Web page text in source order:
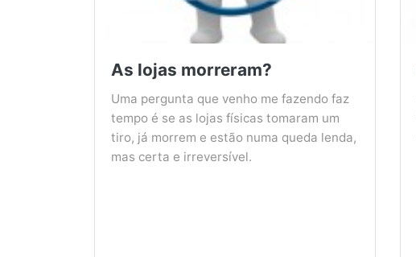
As lojas morreram?
Uma pergunta que venho me fazendo faz
tempo é se as lojas físicas tomaram um
tiro, já morrem e estão numa queda lenda,
mas certa e irreversível.